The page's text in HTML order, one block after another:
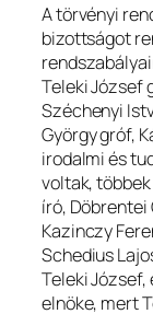
A törvényi
bizottságot
Teleki József
Széchenyi
György gróf,
irodalmi és
voltak,
író, Döbrentei
Kazinczy
Schedius
Teleki
elnöke, mert